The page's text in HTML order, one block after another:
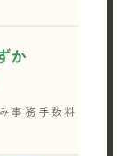
か
事務手数料